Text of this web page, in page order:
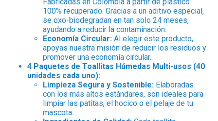
Fabricadas en Colombia a partir de plástico
100% recuperado. Gracias a un aditivo especial,
se oxo-biodegradan en tan solo 24 meses,
ayudando a reducir la contaminación.
Economía Circular: Al elegir este producto,
apoyas nuestra misión de reducir los residuos y
promover una economía circular.
4 Paquetes de Toallitas Húmedas Multi-usos (40
unidades cada uno):
Limpieza Segura y Sostenible: Elaboradas
con los más altos estándares, son ideales para
limpiar las patitas, el hocico o el pelaje de tu
mascota.